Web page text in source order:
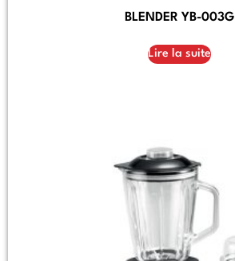
BLENDER YB-003G
Lire la suite